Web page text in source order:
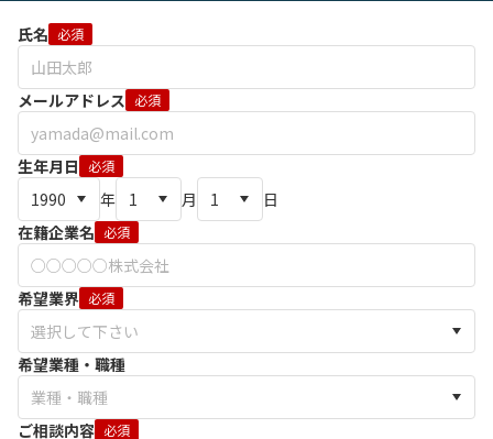
氏名 必須
メールアドレス 必須
生年月日 必須
年 月
日
在籍企業名 必須
希望業界 必須
希望業種・職種
ご相談内容 必須